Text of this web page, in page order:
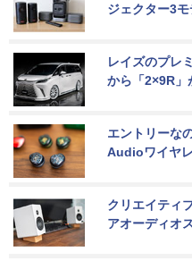
ジェクター3
レイズのプレ
から「2×9R」
エントリーな
Audioワイヤ
クリエイティ
アオーディオ